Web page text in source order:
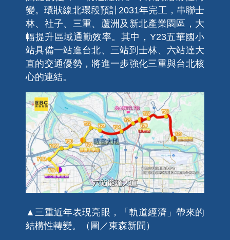
變。環狀線北環段預計2031年完工，串聯士
林、社子、三重、蘆洲及新北產業園區，大
幅提升區域通勤效率。其中，Y23五華國小
站具備一站進台北、三站到士林、六站達大
直的交通優勢，將進一步強化三重與台北核
心的連結。
▲三重近年表現亮眼，「軌道經濟」帶來的
結構性轉變。（圖／東森新聞）